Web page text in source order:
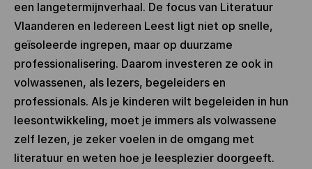
een langetermijnverhaal. De focus van Literatuur
Vlaanderen en Iedereen Leest ligt niet op snelle,
geïsoleerde ingrepen, maar op duurzame
professionalisering. Daarom investeren ze ook in
volwassenen, als lezers, begeleiders en
professionals. Als je kinderen wilt begeleiden in hun
leesontwikkeling, moet je immers als volwassene
zelf lezen, je zeker voelen in de omgang met
literatuur en weten hoe je leesplezier doorgeeft.